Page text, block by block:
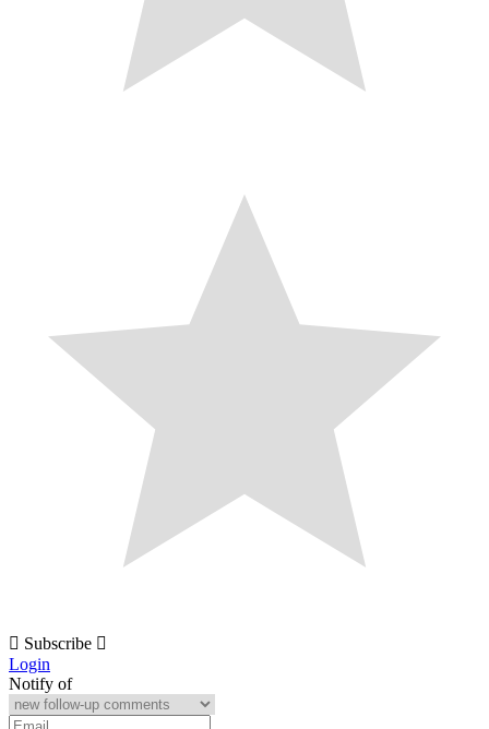
Subscribe
Login
Notify of